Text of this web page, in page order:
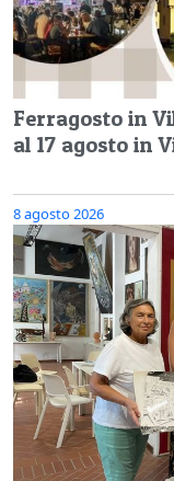
Ferragosto in
al 17 agosto in
8 agosto 2026